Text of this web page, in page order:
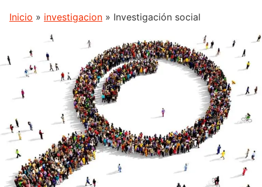
Inicio » investigacion » Investigación social